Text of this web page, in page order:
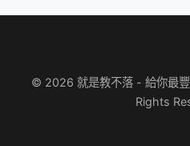
© 2026 就是教不落 - 給你最
Rights